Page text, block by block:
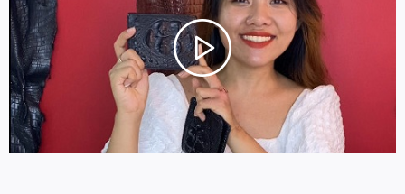
trung gian, không cửa hàng để giảm chi phí vận hành (hàng sản
xuất từ xưởng đóng gói và vận chuyển trực tiếp tới tay người sử
dụng). Tập trung vào cải thiện chất lượng sản phẩm và nâng cao
dịch vụ chăm sóc khách hàng.